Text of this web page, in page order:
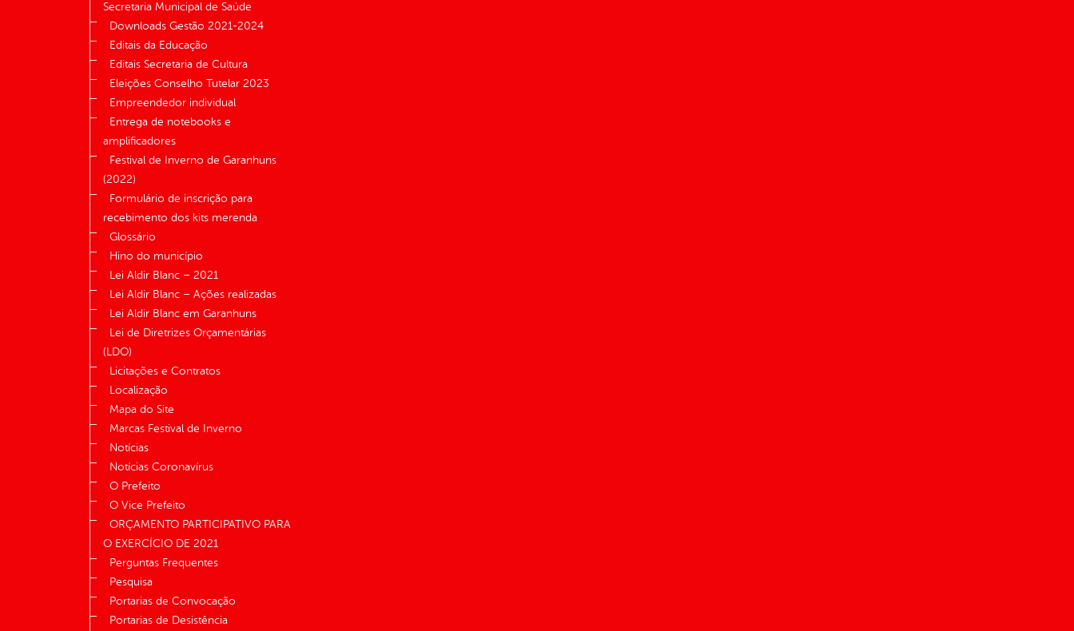
Secretaria Municipal de Saúde
Downloads Gestão 2021-2024
Editais da Educação
Editais Secretaria de Cultura
Eleições Conselho Tutelar 2023
Empreendedor individual
Entrega de notebooks e
amplificadores
Festival de Inverno de Garanhuns
(2022)
Formulário de inscrição para
recebimento dos kits merenda
Glossário
Hino do município
Lei Aldir Blanc – 2021
Lei Aldir Blanc – Ações realizadas
Lei Aldir Blanc em Garanhuns
Lei de Diretrizes Orçamentárias
(LDO)
Licitações e Contratos
Localização
Mapa do Site
Marcas Festival de Inverno
Notícias
Notícias Coronavírus
O Prefeito
O Vice Prefeito
ORÇAMENTO PARTICIPATIVO PARA
O EXERCÍCIO DE 2021
Perguntas Frequentes
Pesquisa
Portarias de Convocação
Portarias de Desistência